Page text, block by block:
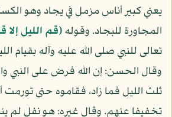
يعني كبير أناس مزمل في يجاد وهو
المجاورة للبجاد. وقوله(قم الليل إلا
تعالى للنبي صلى الله عليه وآله بقيام
وقال الحسن: إن الله فرض على النبي
ثلث الليل فما زاد، فقاموه حتى
تخفيفا عنهم. وقال غيره: هو نفل لم